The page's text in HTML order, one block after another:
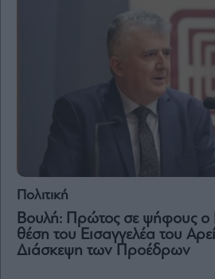
Πολιτική
Βουλή: Πρώτος σε ψήφους ο
θέση του Εισαγγελέα του
Διάσκεψη των Προέδρων